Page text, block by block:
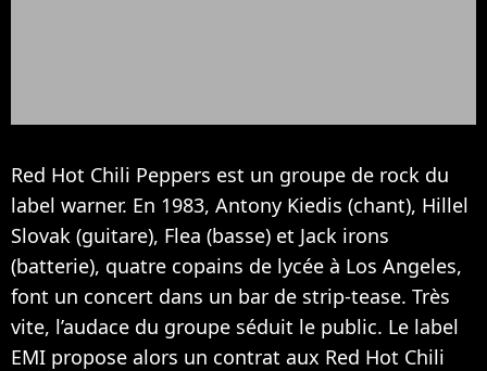
Red Hot Chili Peppers est un groupe de rock du
label warner. En 1983, Antony Kiedis (chant), Hillel
Slovak (guitare), Flea (basse) et Jack irons
(batterie), quatre copains de lycée à Los Angeles,
font un concert dans un bar de strip-tease. Très
vite, l’audace du groupe séduit le public. Le label
EMI propose alors un contrat aux Red Hot Chili